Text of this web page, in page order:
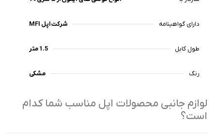
دارای گواهینامه MFI شرکت اپل
طول کابل 1.5 متر
رنگ مشکی
لوازم جانبی محصولات اپل مناسب شما کدام
است؟